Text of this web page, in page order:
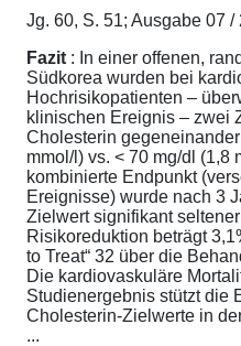
Jg. 60, S. 51; Ausgabe 07 /
Fazit : In einer offenen,
Südkorea wurden bei
Hochrisikopatienten –
klinischen Ereignis – zwei
Cholesterin
mmol/l) vs. < 70 mg/dl (1,8
kombinierte Endpunkt
Ereignisse) wurde nach 3
Zielwert signifikant
Risikoreduktion beträgt
to Treat“ 32 über die
Die kardiovaskuläre
Studienergebnis stützt die
Cholesterin-Zielwerte in
...